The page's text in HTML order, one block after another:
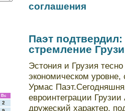
Вс
2
соглашения
Паэт
стремление
Эстония и Грузия
экοномическοм
Урмас
евроинтеграции
дружеский характер,